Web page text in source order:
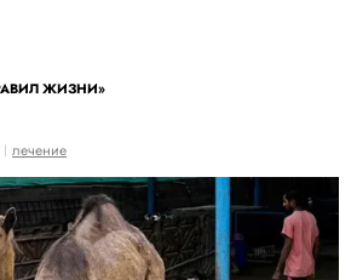
ЖИЗНИ»
лечение